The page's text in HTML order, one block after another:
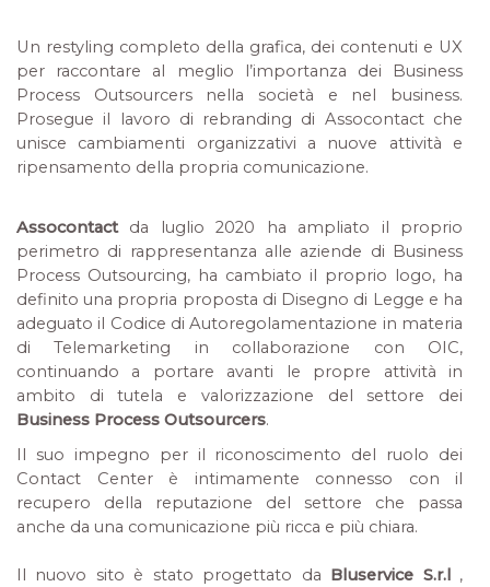
Un restyling completo della grafica, dei contenuti e UX
per raccontare al meglio l’importanza dei Business
Process Outsourcers nella società e nel business.
Prosegue il lavoro di rebranding di Assocontact che
unisce cambiamenti organizzativi a nuove attività e
ripensamento della propria comunicazione.
Assocontactda luglio 2020 ha ampliato il proprio
perimetro di rappresentanza alle aziende di Business
Process Outsourcing, ha cambiato il proprio logo, ha
definito una propria proposta di Disegno di Legge e ha
adeguato il Codice di Autoregolamentazione in materia
di Telemarketing in collaborazione con OIC,
continuando a portare avanti le propre attività in
ambito di tutela e valorizzazione del settore dei
Business Process Outsourcers.
Il suo impegno per il riconoscimento del ruolo dei
Contact Center è intimamente connesso con il
recupero della reputazione del settore che passa
anche da una comunicazione più ricca e più chiara.
Il nuovo sito è stato progettato da Bluservice S.r.l ,